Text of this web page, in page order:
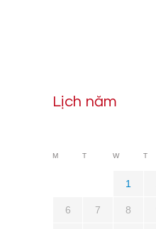
Lịch năm
M T W T
1
6 7 8